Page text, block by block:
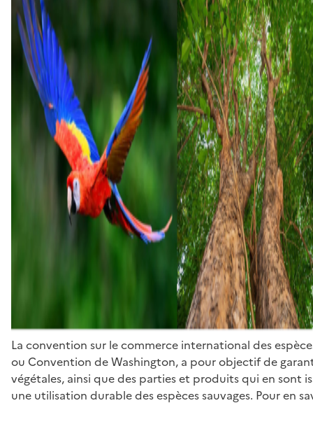
La convention sur le commerce international des
ou Convention de Washington, a pour objectif de
végétales, ainsi que des parties et produits qui en sont
une utilisation durable des espèces sauvages. Pour en